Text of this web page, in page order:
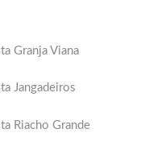
Granja Viana
Jangadeiros
Riacho Grande